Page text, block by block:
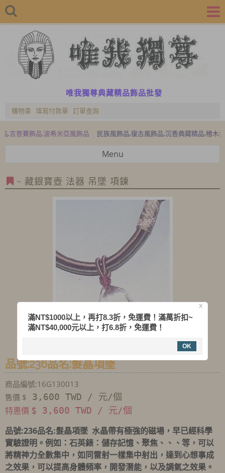
唯我獨尊典藏精品飾品批發
購物車 填寫付款單 訂單查詢
飾品,波希米亞風飾品 民族風飾品,復古風飾品,沉香典藏精品,檜木典藏精
Menu
~ 藏銀寶壺 法器 吊墜 項鍊
品號:236品名:髮晶項墜
商品編號:16G130013
售價 $ 3,600 TWD / 元/個
特惠價 $ 3,600 TWD / 元/個
品號:236品名:髮晶項墜 水晶帶有極強的磁場，早已經科學
實驗證明。例如：石英錶：儲存記憶、聚焦、、、等，可以
將精神力全數集中，如同雷射一樣集中射出，達到心想事成
之效果，可以提高身體頻率，開發潛能，以及調氣之效果。
X
滿NT$1000以上，再打8.3折，免運費！滿萬折扣~
滿NT$40,000元以上，打6.8折，免運費！
OK